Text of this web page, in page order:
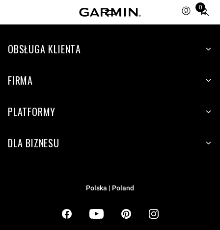
0
Total
items
cart:
OBSŁUGA KLIENTA
FIRMA
PLATFORMY
DLA BIZNESU
Polska | Poland